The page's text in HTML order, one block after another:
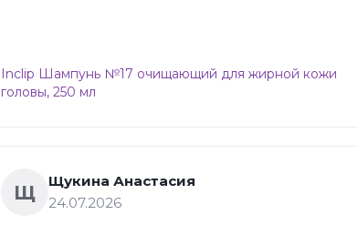
Inclip Шампунь №17 очищающий для жирной кожи
головы, 250 мл
Щ
Щукина Анастасия
24.07.2026